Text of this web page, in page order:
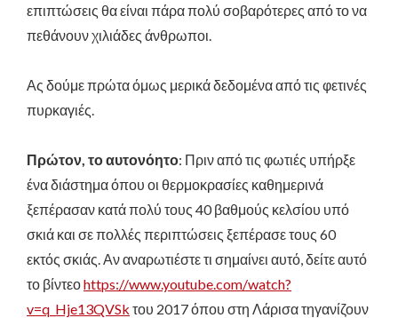
επιπτώσεις θα είναι πάρα πολύ σοβαρότερες από το να
πεθάνουν χιλιάδες άνθρωποι.
Ας δούμε πρώτα όμως μερικά δεδομένα από τις φετινές
πυρκαγιές.
Πρώτον, το αυτονόητο: Πριν από τις φωτιές υπήρξε
ένα διάστημα όπου οι θερμοκρασίες καθημερινά
ξεπέρασαν κατά πολύ τους 40 βαθμούς κελσίου υπό
σκιά και σε πολλές περιπτώσεις ξεπέρασε τους 60
εκτός σκιάς. Αν αναρωτιέστε τι σημαίνει αυτό, δείτε αυτό
το βίντεοhttps://www.youtube.com/watch?
v=q_Hje13QVSk του 2017 όπου στη Λάρισα τηγανίζουν